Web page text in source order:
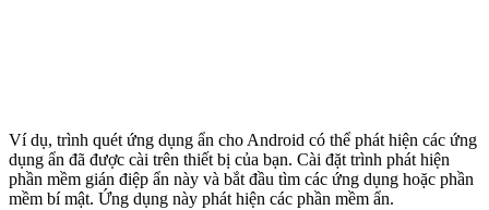
Ví dụ, trình quét ứng dụng ẩn cho Android có thể phát hiện các ứng
dụng ẩn đã được cài trên thiết bị của bạn. Cài đặt trình phát hiện
phần mềm gián điệp ẩn này và bắt đầu tìm các ứng dụng hoặc phần
mềm bí mật. Ứng dụng này phát hiện các phần mềm ẩn.